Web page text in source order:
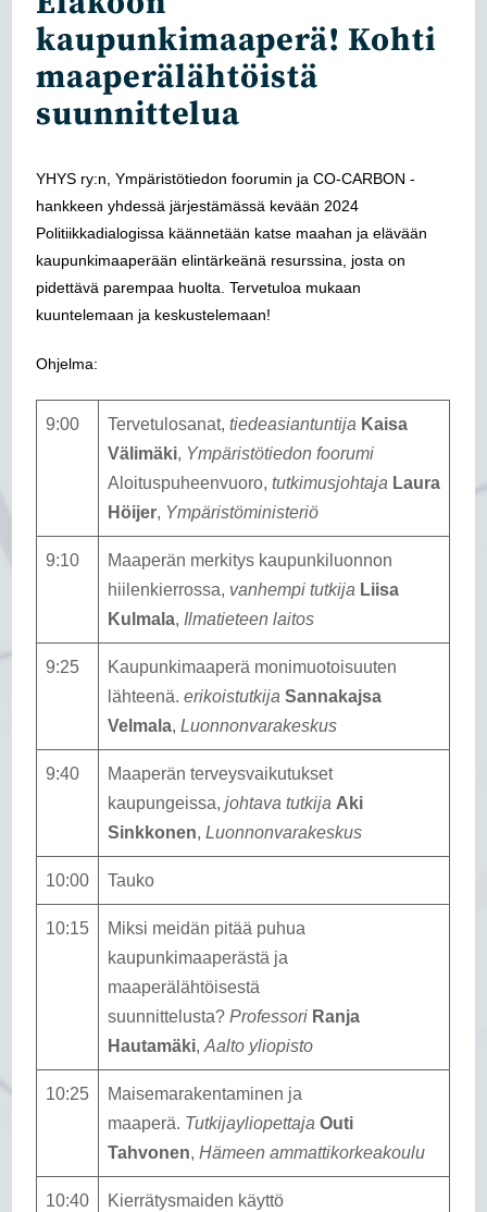
kaupunkimaaperä! Kohti
maaperälähtöistä
suunnittelua
YHYS ry:n, Ympäristötiedon foorumin ja CO-CARBON -
hankkeen yhdessä järjestämässä kevään 2024
Politiikkadialogissa käännetään katse maahan ja elävään
kaupunkimaaperään elintärkeänä resurssina, josta on
pidettävä parempaa huolta. Tervetuloa mukaan
kuuntelemaan ja keskustelemaan!
Ohjelma:
9:00 Tervetulosanat,tiedeasiantuntija Kaisa
Välimäki, Ympäristötiedon foorumi
Aloituspuheenvuoro,tutkimusjohtaja Laura
Höijer, Ympäristöministeriö
9:10
Maaperän merkitys kaupunkiluonnon
hiilenkierrossa, vanhempi tutkija Liisa
Kulmala, Ilmatieteen laitos
9:25
Kaupunkimaaperä monimuotoisuuten
lähteenä.erikoistutkija Sannakajsa
Velmala,Luonnonvarakeskus
9:40
Maaperän terveysvaikutukset
kaupungeissa,johtava tutkija Aki
Sinkkonen,Luonnonvarakeskus
10:00 Tauko
10:15
Miksi meidän pitää puhua
kaupunkimaaperästä ja
maaperälähtöisestä
suunnittelusta?Professori Ranja
Hautamäki, Aalto yliopisto
10:25
Maisemarakentaminen ja
maaperä. Tutkijayliopettaja Outi
Tahvonen,Hämeen ammattikorkeakoulu
10:40
Kierrätysmaiden käyttö